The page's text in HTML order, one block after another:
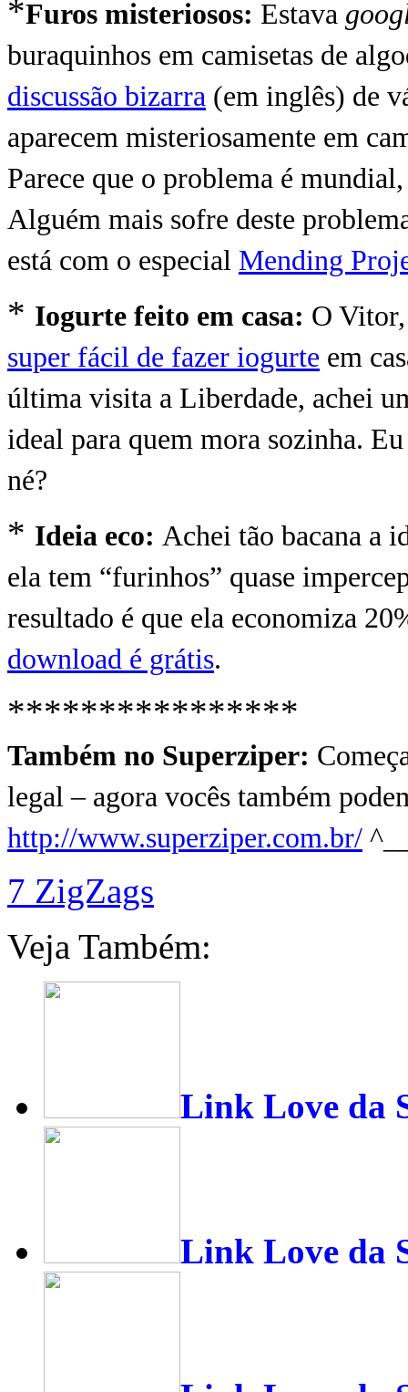
*Furos misteriosos: Estava
buraquinhos em camisetas de
discussão bizarra (em inglês) de
aparecem misteriosamente em
Parece que o problema é
Alguém mais sofre deste
está com o especial Mending
* Iogurte feito em casa: O
super fácil de fazer iogurte em
última visita a Liberdade, achei
ideal para quem mora sozinha.
né?
* Ideia eco: Achei tão bacana a
ela tem “furinhos” quase
resultado é que ela economiza
download é grátis.
****************
Também no Superziper:
legal – agora vocês também
http://www.superziper.com.br/
7 ZigZags
Veja Também:
Link Love da
Link Love da